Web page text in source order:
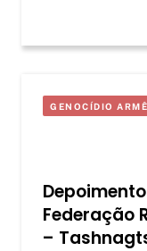
GENOCÍDIO
Federação
–